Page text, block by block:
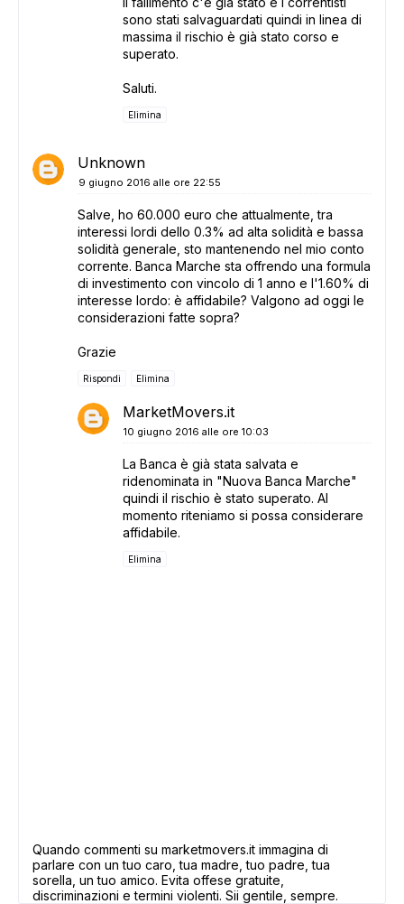
sono stati salvaguardati quindi in linea di
massima il rischio è già stato corso e
superato.
Saluti.
Elimina
Unknown
9 giugno 2016 alle ore 22:55
Salve, ho 60.000 euro che attualmente, tra
interessi lordi dello 0.3% ad alta solidità e bassa
solidità generale, sto mantenendo nel mio conto
corrente. Banca Marche sta offrendo una formula
di investimento con vincolo di 1 anno e l'1.60% di
interesse lordo: è affidabile? Valgono ad oggi le
considerazioni fatte sopra?
Grazie
Rispondi Elimina
MarketMovers.it
10 giugno 2016 alle ore 10:03
La Banca è già stata salvata e
ridenominata in "Nuova Banca Marche"
quindi il rischio è stato superato. Al
momento riteniamo si possa considerare
affidabile.
Elimina
Quando commenti su marketmovers.it immagina di
parlare con un tuo caro, tua madre, tuo padre, tua
sorella, un tuo amico. Evita offese gratuite,
discriminazioni e termini violenti. Sii gentile, sempre.